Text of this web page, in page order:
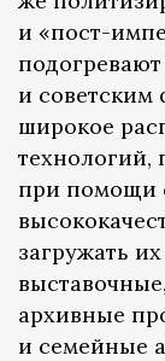
и «пост-
и советским
широкое
технологий,
при помощи
загружать
архивные
и семейные